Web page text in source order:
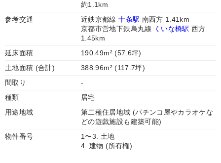
約1.1km
参考交通
近鉄京都線十条駅 南西方 1.41km
京都市営地下鉄烏丸線 くいな橋駅 西方
1.45km
延床面積
190.49m² (57.6坪)
土地面積 (合計)
388.96m² (117.7坪)
間取り
-
種類
居宅
用途地域
第二種住居地域 (パチンコ屋やカラオケな
どの遊戯施設も建築可能)
物件番号
1〜3. 土地
4. 建物 (所有権)